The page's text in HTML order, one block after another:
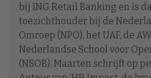
bij ING Retail Banking en is
toezichthouder bij de
Omroep (NPO), het UAF, de
Nederlandse School voor
(NSOB). Maarten schrijft op